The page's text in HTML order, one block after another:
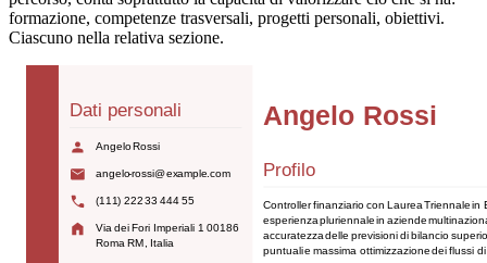
formazione, competenze trasversali, progetti personali, obiettivi.
Ciascuno nella relativa sezione.